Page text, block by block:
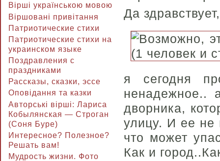
Вірші українською мовою
Віршовані привітання
Патриотические стихи
Патриотические стихи на
украинском языке
Поздравления с
праздниками
Рассказы, сказки, эссе
Оповідання та казки
Авторські вірші: Лариса
Кобылянская — Строган
(Соня Буре)
Интересное? Полезное?
Решать вам!
Мудрость жизни. Фото
Да
я сегодня
ненадежное..
дворника,
улицу. И ее не
что может
Как и